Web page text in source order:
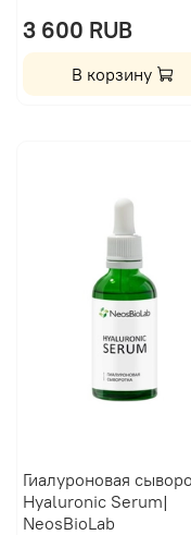
3 600 RUB
В корзину
Гиалуроновая
Hyaluronic Serum|
NeosBioLab